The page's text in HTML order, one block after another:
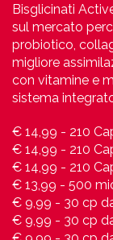
Bisglicinati
sul mercato
probiotico,
migliore
con vitamine e
sistema
€ 14,99 - 210
€ 14,99 - 210
€ 14,99 - 210
€ 13,99 - 500
€ 9,99 - 30 cp
€ 9,99 - 30 cp